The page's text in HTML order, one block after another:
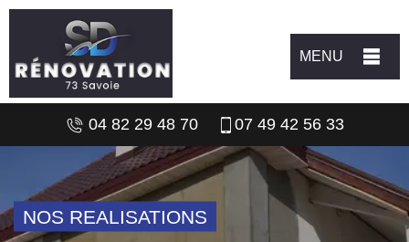
MENU
04 82 29 48 70 07 49 42 56 33
NOS REALISATIONS